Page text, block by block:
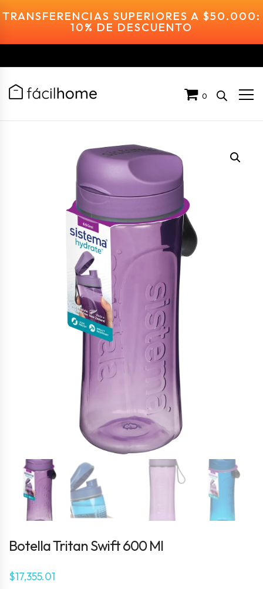
TRANSFERENCIAS SUPERIORES A $50.000:
10% DE DESCUENTO
0
Botella Tritan Swift 600 Ml
$17,355.01